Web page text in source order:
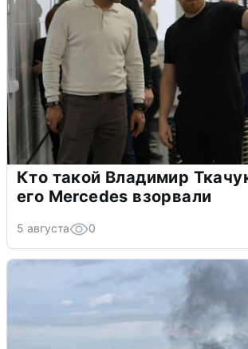
Кто такой Владимир
его Mercedes взорвали
5 августа 0